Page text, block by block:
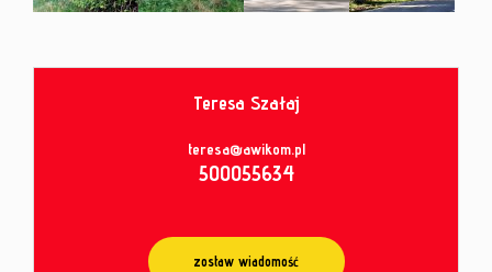
Teresa Szałaj
teresa@awikom.pl
500055634
zostaw wiadomość